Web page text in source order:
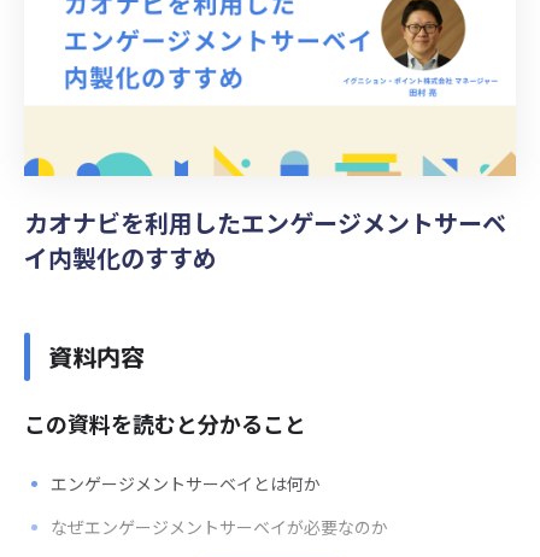
カオナビを利用したエンゲージメントサーベ
イ内製化のすすめ
資料内容
この資料を読むと分かること
エンゲージメントサーベイとは何か
なぜエンゲージメントサーベイが必要なのか